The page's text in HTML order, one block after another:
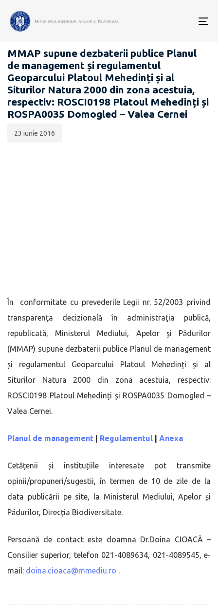
PROIECTE ACTE NORMATIVE
MMAP supune dezbaterii publice Planul
de management și regulamentul
Geoparcului Platoul Mehedinți și al
Siturilor Natura 2000 din zona acestuia,
respectiv: ROSCI0198 Platoul Mehedinți și
ROSPA0035 Domogled – Valea Cernei
publicării:
23 iunie 2016
În conformitate cu prevederile Legii nr. 52/2003 privind
transparenţa decizională în administraţia publică,
republicată, Ministerul Mediului, Apelor şi Pădurilor
(MMAP) supune dezbaterii publice Planul de management
și regulamentul Geoparcului Platoul Mehedinți și al
Siturilor Natura 2000 din zona acestuia, respectiv:
ROSCI0198 Platoul Mehedinți și ROSPA0035 Domogled –
Valea Cernei.
Planul de management Regulamentul Anexa
Cetățenii și instituțiile interesate pot transmite
opinii/propuneri/sugestii, în termen de 10 de zile de la
data publicării pe site, la Ministerul Mediului, Apelor și
Pădurilor, Direcția Biodiversitate.
Persoană de contact este doamna Dr.Doina CIOACĂ –
Consilier superior, telefon 021-4089634, 021-4089545, e-
mail: doina.cioaca@mmediu.ro .